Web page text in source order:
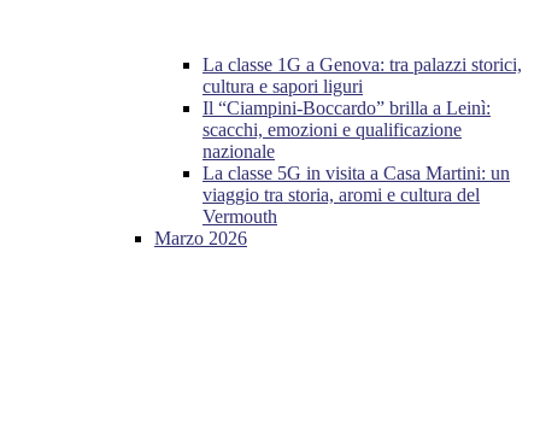
La classe 1G a Genova: tra palazzi storici,
cultura e sapori liguri
Il “Ciampini-Boccardo” brilla a Leinì:
scacchi, emozioni e qualificazione
nazionale
La classe 5G in visita a Casa Martini: un
viaggio tra storia, aromi e cultura del
Vermouth
Marzo 2026